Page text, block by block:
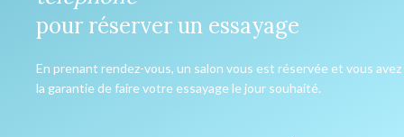
pour réserver un essayage
En prenant rendez-vous, un salon vous est réservée et vous avez
la garantie de faire votre essayage le jour souhaité.